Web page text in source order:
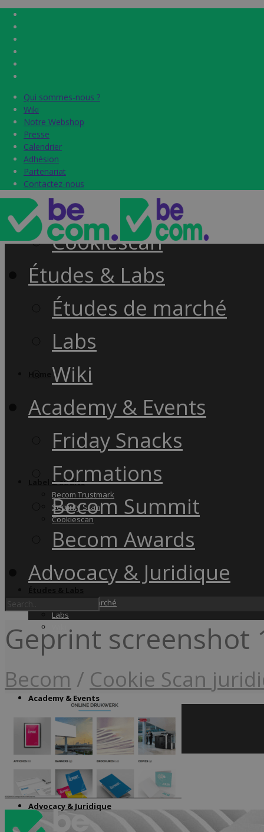
Qui sommes-nous ?
Wiki
Notre Webshop
Presse
Calendrier
Adhésion
Partenariat
Contactez-nous
Label & audits
Becom Trustmark
Security Scan
Cookiescan
Études de marché
Labs
Academy & Events
Friday Snacks
Formations
Becom Summit
Becom Awards
Advocacy & Juridique
Qui sommes-nous ?
Wiki
Notre Webshop
Presse
Calendrier
Adhésion
Partenariat
Contactez-nous
Home
Label & audits
Becom Trustmark
Security Scan
Cookiescan
Études & Labs
Études de marché
Labs
Wiki
Academy & Events
Friday Snacks
Formations
Becom Summit
Becom Awards
Advocacy & Juridique
Geprint screenshot
Becom / Cookie Scan